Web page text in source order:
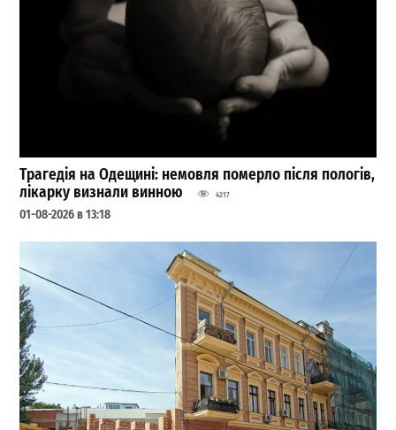
Трагедія на Одещині: немовля померло після пологів,
лікарку визнали винною
4217
01-08-2026 в 13:18